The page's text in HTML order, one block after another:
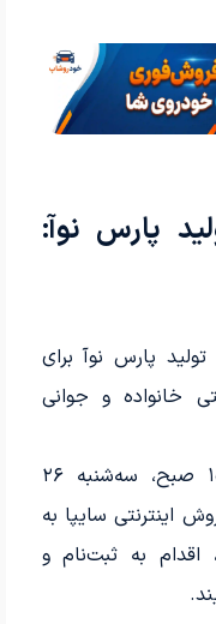
پارس نوآ:
پارس نوآ برای
خانواده و جوانی
علاقه‌مندان می‌توانند از ساعت ۱۰ صبح، سه‌شنبه ۲۶
اینترنتی سایپا به
آدرس https://saipa.iranecar.com، اقدام به ثبت‌نام و